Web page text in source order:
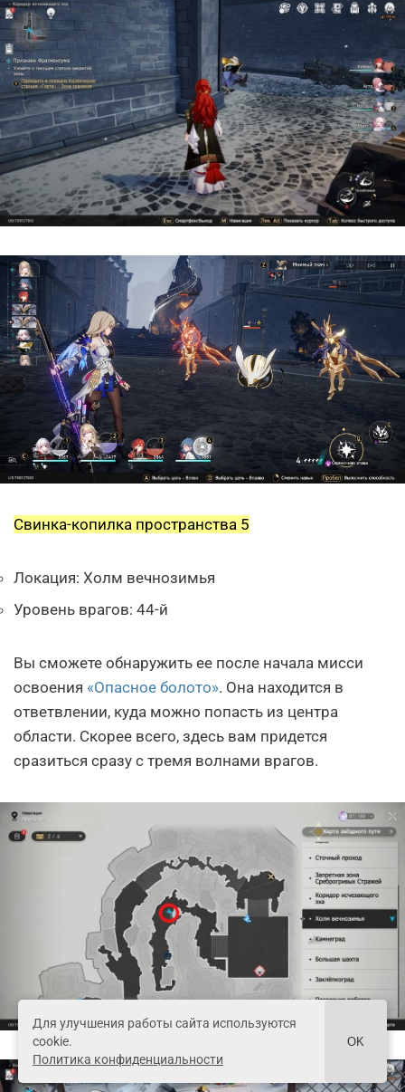
Свинка-копилка пространства 5
Локация: Холм вечнозимья
Уровень врагов: 44-й
Вы сможете обнаружить ее после начала мисси
освоения «Опасное болото». Она находится в
ответвлении, куда можно попасть из центра
области. Скорее всего, здесь вам придется
сразиться сразу с тремя волнами врагов.
Для улучшения работы сайта используются
cookie.
Политика конфиденциальности
OK